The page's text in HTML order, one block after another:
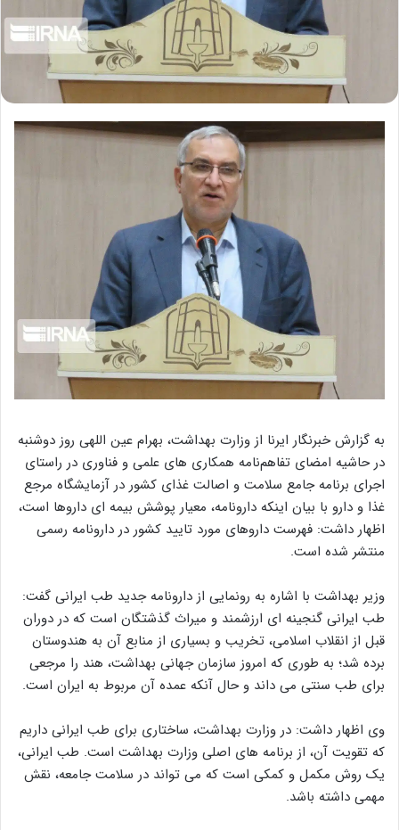
به گزارش خبرنگار ایرنا از وزارت بهداشت، بهرام عین اللهی روز دوشنبه
در حاشیه امضای تفاهم‌نامه همکاری های علمی و فناوری در راستای
اجرای برنامه جامع سلامت و اصالت غذای کشور در آزمایشگاه مرجع
غذا و دارو با بیان اینکه دارونامه، معیار پوشش بیمه ای داروها است،
اظهار داشت: فهرست داروهای مورد تایید کشور در دارونامه رسمی
منتشر شده است.
وزیر بهداشت با اشاره به رونمایی از دارونامه جدید طب ایرانی گفت:
طب ایرانی گنجینه ای ارزشمند و میراث گذشتگان است که در دوران
قبل از انقلاب اسلامی، تخریب و بسیاری از منابع آن به هندوستان
برده شد؛ به طوری که امروز سازمان جهانی بهداشت، هند را مرجعی
برای طب سنتی می داند و حال آنکه عمده آن مربوط به ایران است.
وی اظهار داشت: در وزارت بهداشت، ساختاری برای طب ایرانی داریم
که تقویت آن، از برنامه های اصلی وزارت بهداشت است. طب ایرانی،
یک روش مکمل و کمکی است که می تواند در سلامت جامعه، نقش
مهمی داشته باشد.